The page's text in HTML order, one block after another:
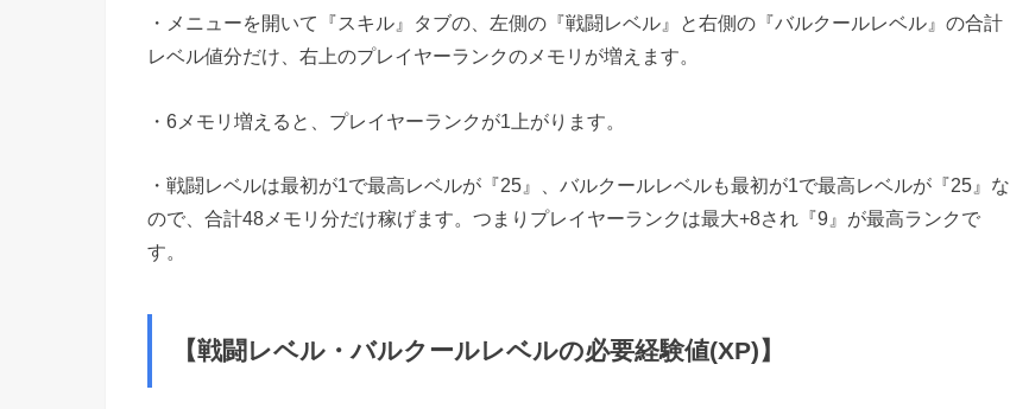
・メニューを開いて『スキル』タブの、左側の『戦闘レベル』と右側の『バルクールレベル』の合計
レベル値分だけ、右上のプレイヤーランクのメモリが増えます。
・6メモリ増えると、プレイヤーランクが1上がります。
・戦闘レベルは最初が1で最高レベルが『25』、バルクールレベルも最初が1で最高レベルが『25』な
ので、合計48メモリ分だけ稼げます。つまりプレイヤーランクは最大+8され『9』が最高ランクで
す。
【戦闘レベル・バルクールレベルの必要経験値(XP)】